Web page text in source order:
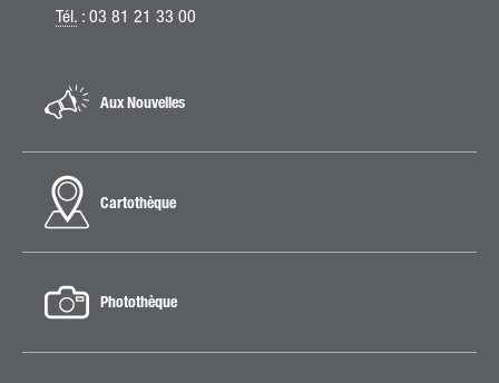
Tél. : 03 81 21 33 00
Aux Nouvelles
Cartothèque
Photothèque